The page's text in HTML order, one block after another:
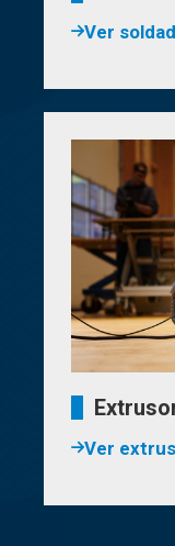
Ver
Ver